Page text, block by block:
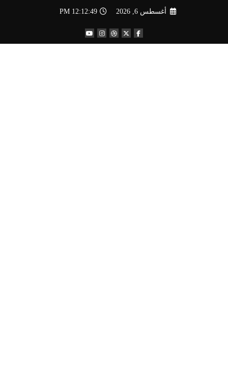
أغسطس 6, 2026 12:12:50 PM